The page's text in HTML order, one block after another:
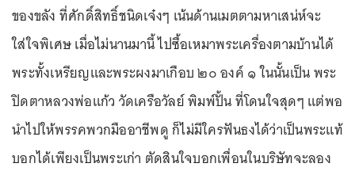
ของขลัง ที่ศักดิ์สิทธิ์ชนิดเจ๋งๆ เน้นด้านเมตตามหาเสน่ห์จะ
ใส่ใจพิเศษ เมื่อไม่นานมานี้ ไปซื้อเหมาพระเครื่องตามบ้านได้
พระทั้งเหรียญและพระผงมาเกือบ ๒๐ องค์ ๑ ในนั้นเป็น พระ
ปิดตาหลวงพ่อแก้ว วัดเครือวัลย์ พิมพ์ปั้น ที่โดนใจสุดๆ แต่พอ
นำไปให้พรรคพวกมืออาชีพดู ก็ไม่มีใครฟันธงได้ว่าเป็นพระแท้
บอกได้เพียงเป็นพระเก่า ตัดสินใจบอกเพื่อนในบริษัทจะลอง